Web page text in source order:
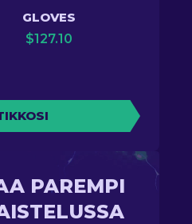
GLOVES
$127.10
PAREMPI